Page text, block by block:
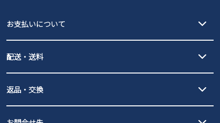
お支払いについて
PayPay（オンライン決済）、代金引換のご利用が可能です。
配送・送料
北海道・本州・四国・九州…550円
3,980円（税込）以上お買い上げで送料無料
全国一律…220円（税込）
発送日・送料詳細についてはご利用ガイドを
ご利用ください。
返品・交換